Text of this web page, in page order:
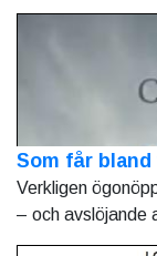
Som får bland
Verkligen
– och avslöjande